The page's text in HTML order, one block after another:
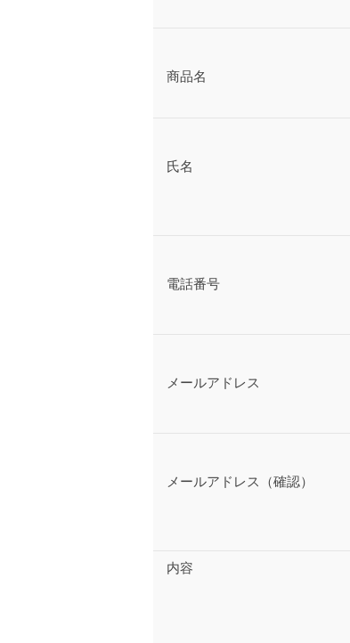
商品名
氏名
電話番号
メールアドレス
メールアドレス（確認）
内容